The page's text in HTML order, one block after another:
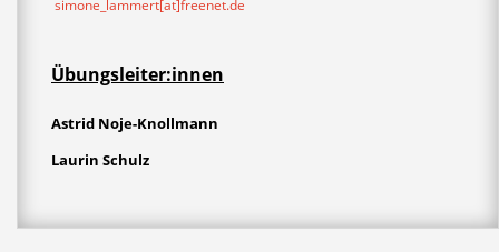
simone_lammert[at]freenet.de
Übungsleiter:innen
Astrid Noje-Knollmann
Laurin Schulz